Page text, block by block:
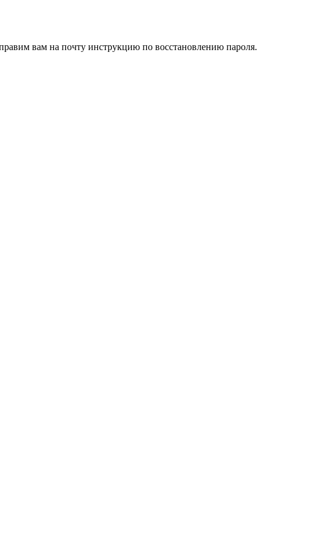
вам на почту инструкцию по восстановлению пароля.